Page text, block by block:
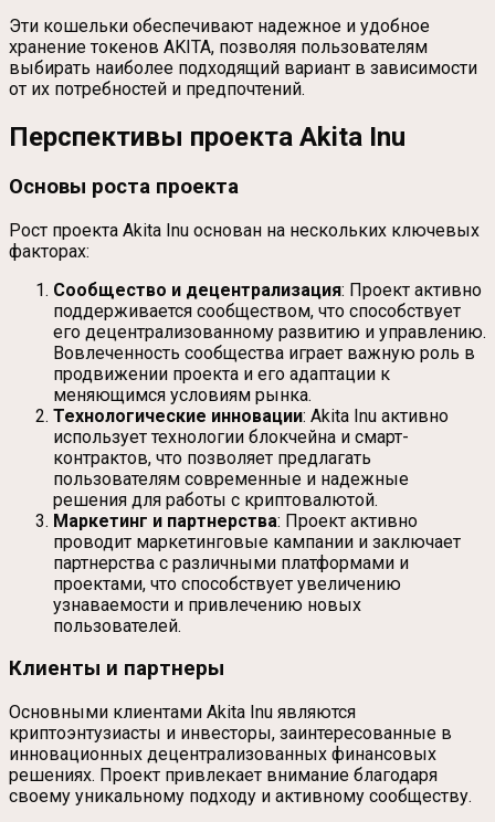
Эти кошельки обеспечивают надежное и удобное
хранение токенов AKITA, позволяя пользователям
выбирать наиболее подходящий вариант в зависимости
от их потребностей и предпочтений.
Перспективы проекта Akita Inu
Основы роста проекта
Рост проекта Akita Inu основан на нескольких ключевых
факторах:
Сообщество и децентрализация: Проект активно
поддерживается сообществом, что способствует
его децентрализованному развитию и управлению.
Вовлеченность сообщества играет важную роль в
продвижении проекта и его адаптации к
меняющимся условиям рынка.
Технологические инновации: Akita Inu активно
использует технологии блокчейна и смарт-
контрактов, что позволяет предлагать
пользователям современные и надежные
решения для работы с криптовалютой.
Маркетинг и партнерства: Проект активно
проводит маркетинговые кампании и заключает
партнерства с различными платформами и
проектами, что способствует увеличению
узнаваемости и привлечению новых
пользователей.
Клиенты и партнеры
Основными клиентами Akita Inu являются
криптоэнтузиасты и инвесторы, заинтересованные в
инновационных децентрализованных финансовых
решениях. Проект привлекает внимание благодаря
своему уникальному подходу и активному сообществу.